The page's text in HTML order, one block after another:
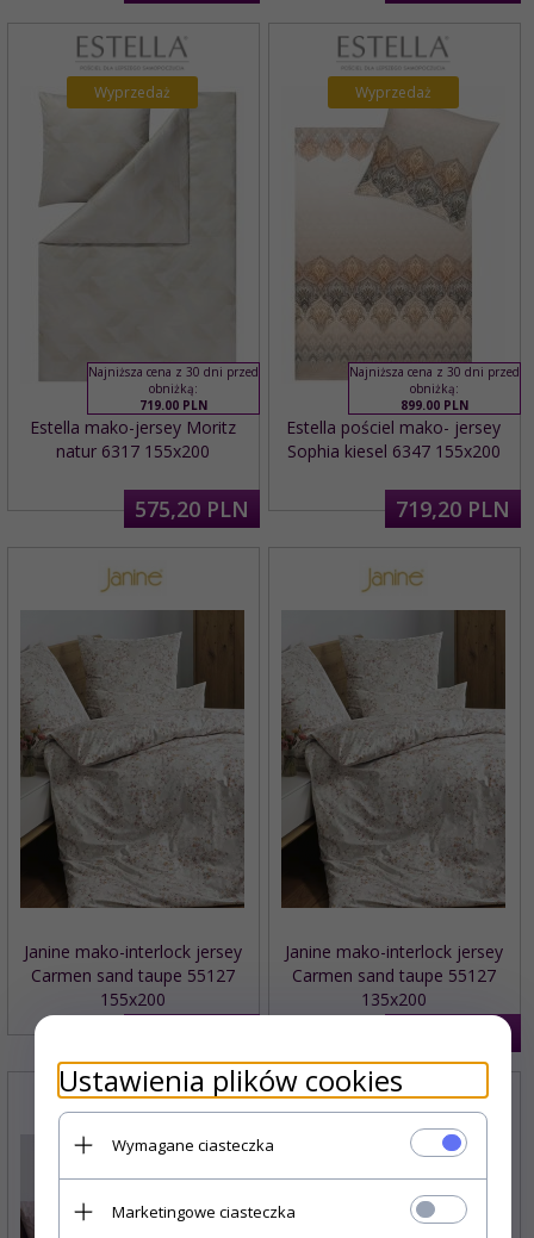
Wyprzedaż
Estella mako-jersey Moritz
natur 6317 155x200
575,20 PLN
Najniższa cena z 30 dni przed
obniżką:
719.00 PLN
Wyprzedaż
Estella pościel mako- jersey
Sophia kiesel 6347 155x200
719,20 PLN
Najniższa cena z 30 dni przed
obniżką:
899.00 PLN
Janine mako-interlock jersey
Carmen sand taupe 55127
155x200
Janine mako-interlock jersey
Carmen sand taupe 55127
135x200
PLN
Ustawienia plików cookies
Wymagane ciasteczka
Marketingowe ciasteczka